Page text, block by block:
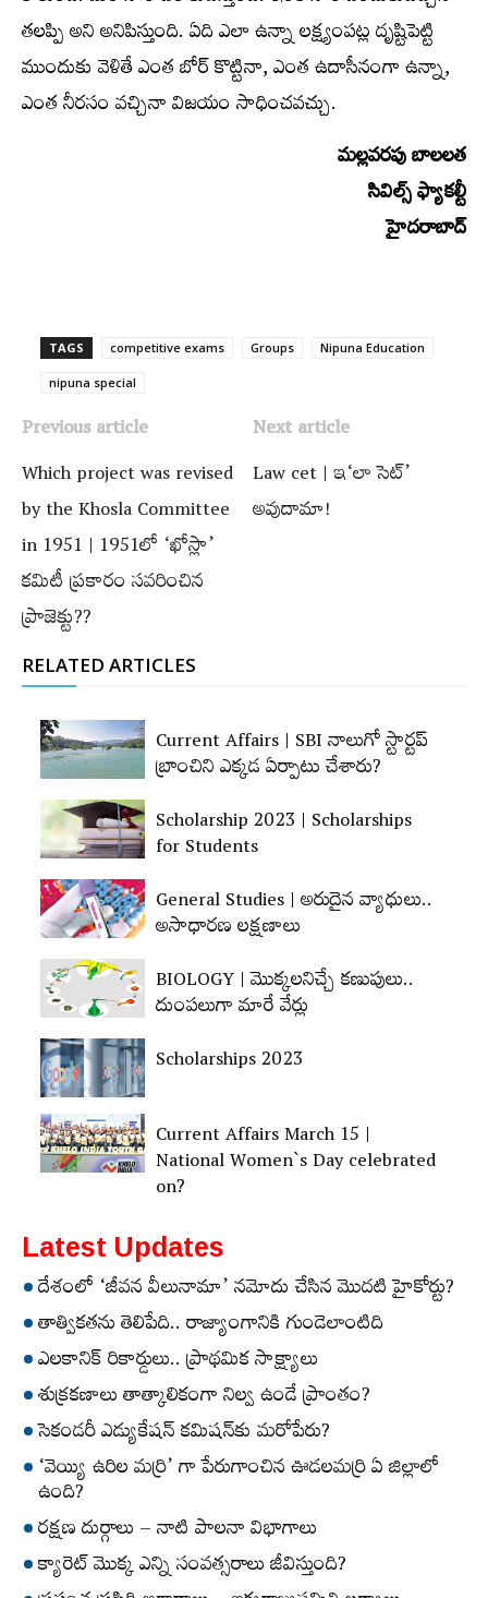
తలప్పి అని అనిపిస్తుంది. ఏది ఎలా ఉన్నా లక్ష్యంపట్ల దృష్టిపెట్టి
ముందుకు వెళితే ఎంత బోర్‌ కొట్టినా, ఎంత ఉదాసీనంగా ఉన్నా,
ఎంత నీరసం వచ్చినా విజయం సాధించవచ్చు.
మల్లవరపు బాలలత
సివిల్స్​‍ ఫ్యాకల్టీ
హైదరాబాద్‌
TAGS competitive exams Groups‌ Nipuna Education
nipuna special
Previous article
Which project was revised
by the Khosla Committee
in 1951 | 1951లో ‘ఖోస్లా’
కమిటీ ప్రకారం సవరించిన
ప్రాజెక్టు??
Next article
Law cet | ఇ‘లా సెట్‌’
అవుదామా!
RELATED ARTICLES
Current Affairs | SBI నాలుగో స్టార్టప్‌
బ్రాంచిని ఎక్కడ ఏర్పాటు చేశారు?
Scholarship 2023 | Scholarships
for Students
General Studies | అరుదైన వ్యాధులు..
అసాధారణ లక్షణాలు
BIOLOGY | మొక్కలనిచ్చే కణుపులు..
దుంపలుగా మారే వేర్లు
Scholarships 2023
Current Affairs March 15 |
National Women`s Day celebrated
on?
Latest Updates
దేశంలో ‘జీవన వీలునామా’ నమోదు చేసిన మొదటి హైకోర్టు?
తాత్వికతను తెలిపేది.. రాజ్యాంగానికి గుండెలాంటిది
ఎలకానిక్‌ రికార్డులు.. ప్రాథమిక సాక్ష్యాలు
శుక్రకణాలు తాత్కాలికంగా నిల్వ ఉండే ప్రాంతం?
సెకండరీ ఎడ్యుకేషన్‌ కమిషన్‌కు మరోపేరు?
‘వెయ్యి ఉరిల మర్రి’ గా పేరుగాంచిన ఊడలమర్రి ఏ జిల్లాలో
ఉంది?
రక్షణ దుర్గాలు – నాటి పాలనా విభాగాలు
క్యారెట్‌ మొక్క ఎన్ని సంవత్సరాలు జీవిస్తుంది?